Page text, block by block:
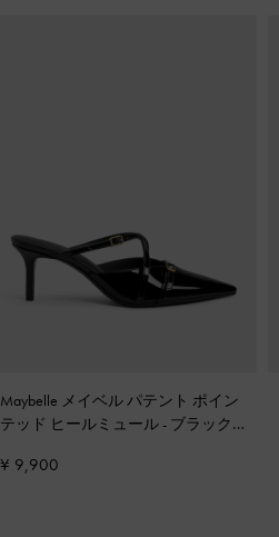
Maybelle メイベル パテント ポイン
テッド ヒールミュール - ブラック
¥ 9,900